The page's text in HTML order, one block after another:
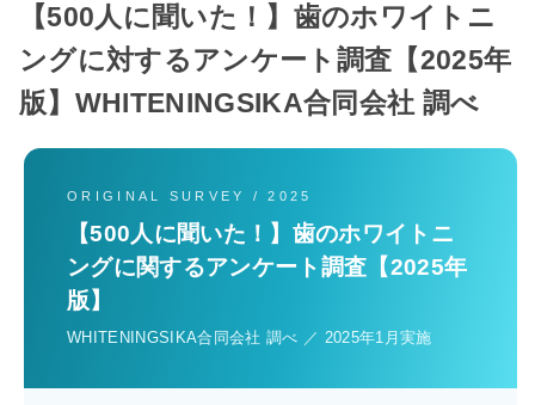
【500人に聞いた！】歯のホワイトニ
ングに対するアンケート調査【2025年
版】WHITENINGSIKA合同会社 調べ
ORIGINAL SURVEY / 2025
【500人に聞いた！】歯のホワイトニ
ングに関するアンケート調査【2025年
版】
WHITENINGSIKA合同会社 調べ ／ 2025年1月実施